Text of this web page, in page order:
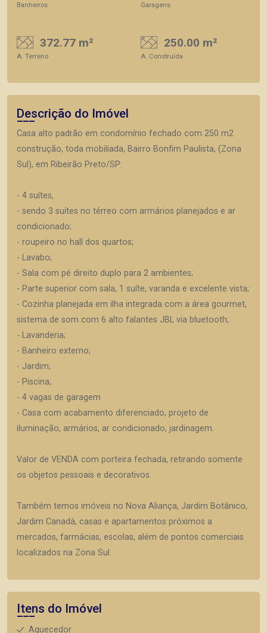
Banheiros Garagens
372.77 m²
A. Terreno
250.00 m²
A. Construída
Descrição do Imóvel
Casa alto padrão em condomínio fechado com 250 m2
construção, toda mobiliada, Bairro Bonfim Paulista, (Zona
Sul), em Ribeirão Preto/SP:
- 4 suítes,
- sendo 3 suítes no térreo com armários planejados e ar
condicionado;
- roupeiro no hall dos quartos;
- Lavabo;
- Sala com pé direito duplo para 2 ambientes;
- Parte superior com sala, 1 suíte, varanda e excelente vista;
- Cozinha planejada em ilha integrada com a área gourmet,
sistema de som com 6 alto falantes JBL via bluetooth;
- Lavanderia;
- Banheiro externo;
- Jardim;
- Piscina;
- 4 vagas de garagem
- Casa com acabamento diferenciado, projeto de
iluminação, armários, ar condicionado, jardinagem.
Valor de VENDA com porteira fechada, retirando somente
os objetos pessoais e decorativos.
Também temos imóveis no Nova Aliança, Jardim Botânico,
Jardim Canadá, casas e apartamentos próximos a
mercados, farmácias, escolas, além de pontos comerciais
localizados na Zona Sul.
Itens do Imóvel
Aquecedor